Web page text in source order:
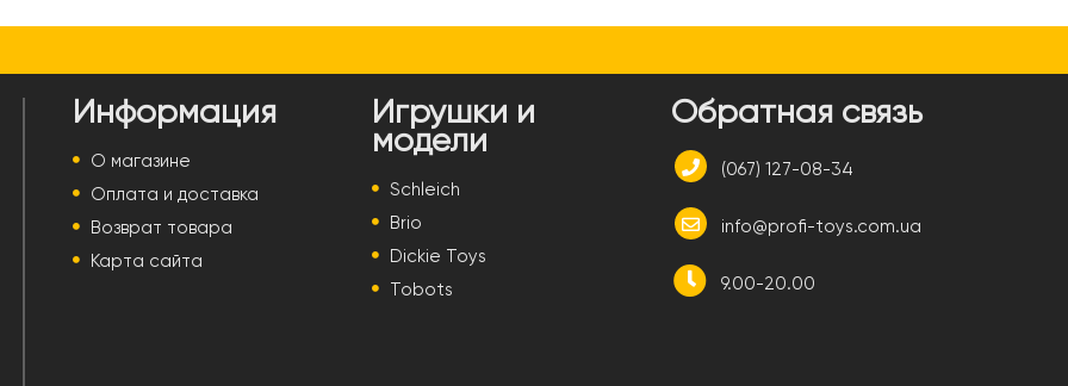
Информация
О магазине
Оплата и доставка
Возврат товара
Карта сайта
Игрушки и
модели
Schleich
Brio
Dickie Toys
Tobots
Обратная связь
(067) 127-08-34
info@profi-toys.com.ua
9.00-20.00